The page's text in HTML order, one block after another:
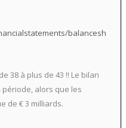
balancesh
38 à plus de 43 !! Le bilan
période, alors que les
de € 3 milliards.